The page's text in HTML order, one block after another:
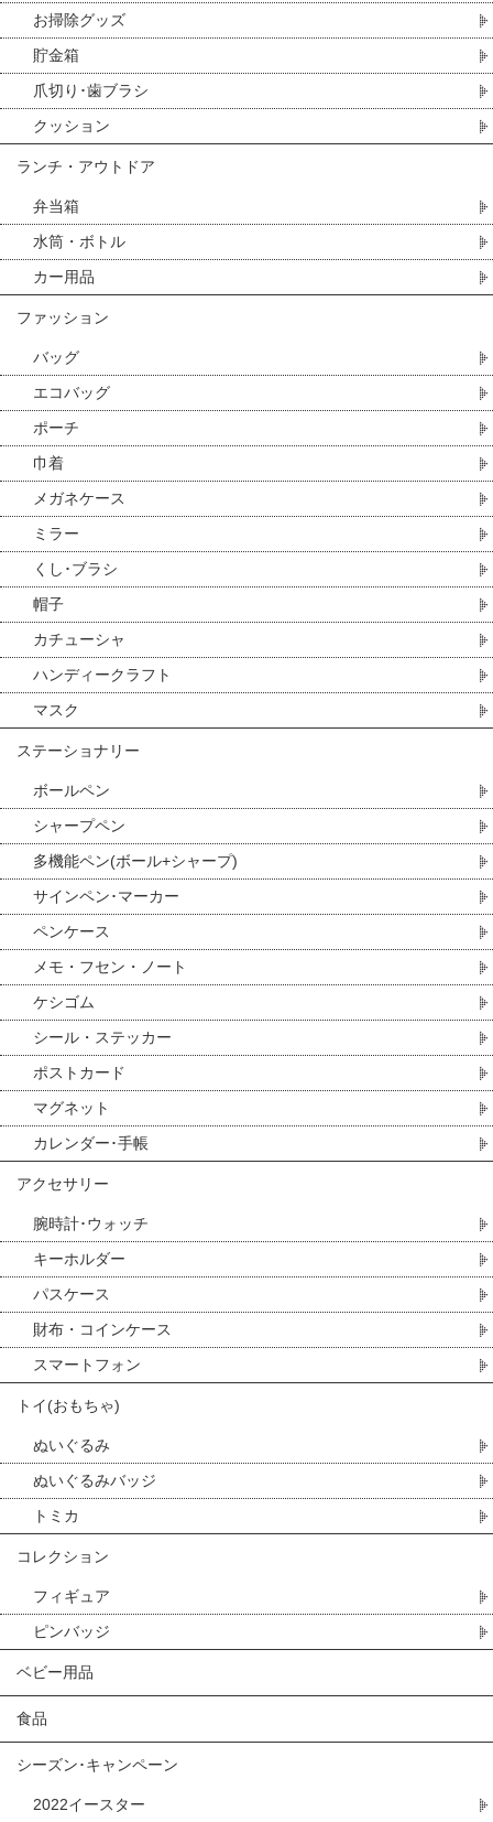
お掃除グッズ
貯金箱
爪切り･歯ブラシ
クッション
ランチ・アウトドア
弁当箱
水筒・ボトル
カー用品
ファッション
バッグ
エコバッグ
ポーチ
巾着
メガネケース
ミラー
くし･ブラシ
帽子
カチューシャ
ハンディークラフト
マスク
ステーショナリー
ボールペン
シャープペン
多機能ペン(ボール+シャープ)
サインペン･マーカー
ペンケース
メモ・フセン・ノート
ケシゴム
シール・ステッカー
ポストカード
マグネット
カレンダー･手帳
アクセサリー
腕時計･ウォッチ
キーホルダー
パスケース
財布・コインケース
スマートフォン
トイ(おもちゃ)
ぬいぐるみ
ぬいぐるみバッジ
トミカ
コレクション
フィギュア
ピンバッジ
ベビー用品
食品
シーズン･キャンペーン
2022イースター